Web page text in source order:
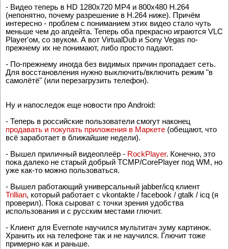
- Видео теперь в HD 1280x720 MP4 и 800x480 H.264
(непонятно, почему разрешение в H.264 ниже). Причём
интересно - проблем с пониманием этих видео стало чуть
меньше чем до апдейта. Теперь оба прекрасно играются VLC
Player'ом, со звуком. А вот VirtualDub и Sony Vegas по-
прежнему их не понимают, либо просто падают.
- По-прежнему иногда без видимых причин пропадает сеть.
Для восстановления нужно выключить/включить режим "в
самолётё" (или перезагрузить телефон).
Ну и напоследок еще новости про Android:
- Теперь в российские пользователи смогут наконец
продавать и покупать приложения в Маркете (обещают, что
всё заработает в ближайшие недели).
- Вышел приличный видеоплеёр - RockPlayer. Конечно, это
пока далеко не старый добрый TCMP/CorePlayer под WM, но
уже как-то можно пользоваться.
- Вышел работающий универсальный jabber/icq клиент
Trillian, который работает с vkontakte / facebook / gtalk / icq (я
проверил). Пока сыроват с точки зрения удобства
использования и с русским местами глючит.
- Клиент для Evernote научился мультитач зуму картинок.
Хранить их на телефоне так и не научился. Глючит тоже
примерно как и раньше.